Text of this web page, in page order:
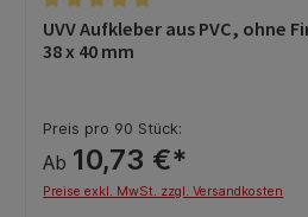
Durchschnittliche Bewertung
UVV Aufkleber aus PVC, ohne
38 x 40 mm
Preis pro 90 Stück:
Ab 10,73 €*
Preise exkl. MwSt. zzgl. Versandkosten